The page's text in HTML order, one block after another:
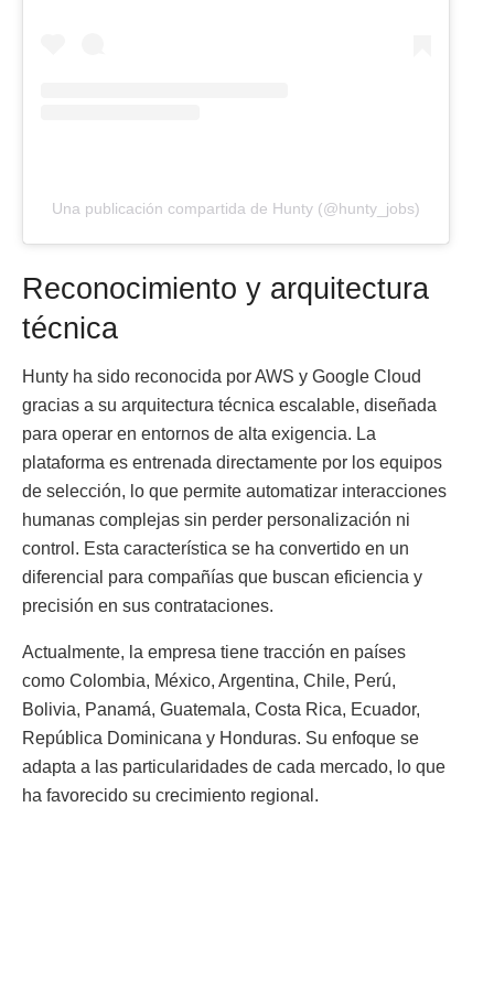
Una publicación compartida de Hunty (@hunty_jobs)
Reconocimiento y arquitectura
técnica
Hunty ha sido reconocida por AWS y Google Cloud
gracias a su arquitectura técnica escalable, diseñada
para operar en entornos de alta exigencia. La
plataforma es entrenada directamente por los equipos
de selección, lo que permite automatizar interacciones
humanas complejas sin perder personalización ni
control. Esta característica se ha convertido en un
diferencial para compañías que buscan eficiencia y
precisión en sus contrataciones.
Actualmente, la empresa tiene tracción en países
como Colombia, México, Argentina, Chile, Perú,
Bolivia, Panamá, Guatemala, Costa Rica, Ecuador,
República Dominicana y Honduras. Su enfoque se
adapta a las particularidades de cada mercado, lo que
ha favorecido su crecimiento regional.